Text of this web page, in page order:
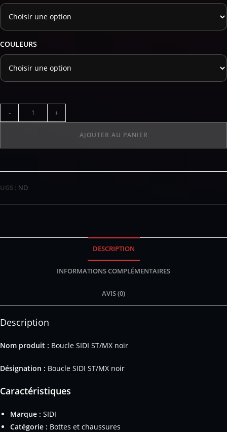
COULEURS
- +
AJOUTER AU PANIER
UGS : ND
DESCRIPTION
INFORMATIONS COMPLÉMENTAIRES
AVIS (0)
Description
Nom produit : Boucle SIDI ST/MX noir
Désignation : Boucle SIDI ST/MX noir
Caractéristiques
Marque : SIDI
Catégorie : Bottes et chaussures